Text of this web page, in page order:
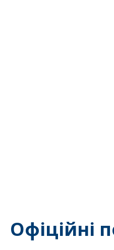
Офіційні